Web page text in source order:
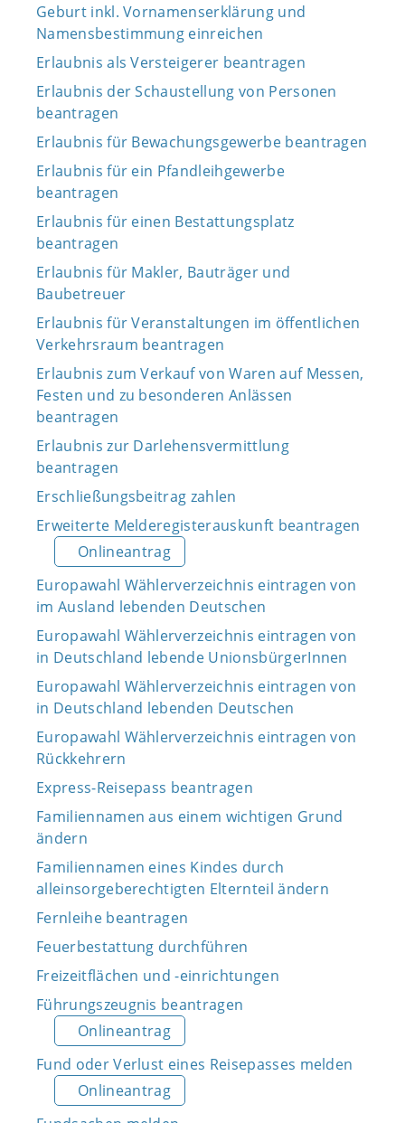
Geburt inkl. Vornamenserklärung und
Namensbestimmung einreichen
Erlaubnis als Versteigerer beantragen
Erlaubnis der Schaustellung von Personen
beantragen
Erlaubnis für Bewachungsgewerbe beantragen
Erlaubnis für ein Pfandleihgewerbe
beantragen
Erlaubnis für einen Bestattungsplatz
beantragen
Erlaubnis für Makler, Bauträger und
Baubetreuer
Erlaubnis für Veranstaltungen im öffentlichen
Verkehrsraum beantragen
Erlaubnis zum Verkauf von Waren auf Messen,
Festen und zu besonderen Anlässen
beantragen
Erlaubnis zur Darlehensvermittlung
beantragen
Erschließungsbeitrag zahlen
Erweiterte Melderegisterauskunft beantragen
Onlineantrag
Europawahl Wählerverzeichnis eintragen von
im Ausland lebenden Deutschen
Europawahl Wählerverzeichnis eintragen von
in Deutschland lebende UnionsbürgerInnen
Europawahl Wählerverzeichnis eintragen von
in Deutschland lebenden Deutschen
Europawahl Wählerverzeichnis eintragen von
Rückkehrern
Express-Reisepass beantragen
Familiennamen aus einem wichtigen Grund
ändern
Familiennamen eines Kindes durch
alleinsorgeberechtigten Elternteil ändern
Fernleihe beantragen
Feuerbestattung durchführen
Freizeitflächen und -einrichtungen
Führungszeugnis beantragen
Onlineantrag
Fund oder Verlust eines Reisepasses melden
Onlineantrag